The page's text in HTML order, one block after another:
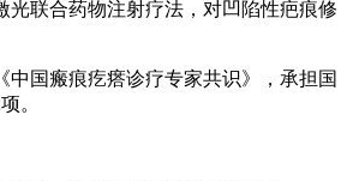
光联合药物注射疗法，对凹陷性疤痕修
中国瘢痕疙瘩诊疗专家共识》，承担国
。